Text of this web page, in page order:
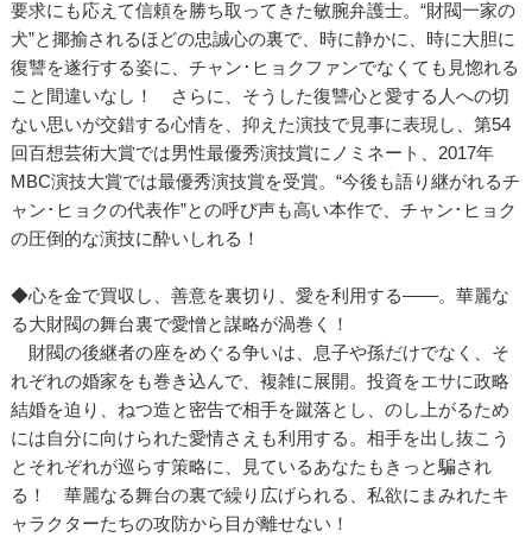
要求にも応えて信頼を勝ち取ってきた敏腕弁護士。“財閥一家の
犬”と揶揄されるほどの忠誠心の裏で、時に静かに、時に大胆に
復讐を遂行する姿に、チャン･ヒョクファンでなくても見惚れる
こと間違いなし！ さらに、そうした復讐心と愛する人への切
ない思いが交錯する心情を、抑えた演技で見事に表現し、第54
回百想芸術大賞では男性最優秀演技賞にノミネート、2017年
MBC演技大賞では最優秀演技賞を受賞。“今後も語り継がれるチ
ャン･ヒョクの代表作”との呼び声も高い本作で、チャン･ヒョク
の圧倒的な演技に酔いしれる！
◆心を金で買収し、善意を裏切り、愛を利用する――。華麗な
る大財閥の舞台裏で愛憎と謀略が渦巻く！
財閥の後継者の座をめぐる争いは、息子や孫だけでなく、そ
れぞれの婚家をも巻き込んで、複雑に展開。投資をエサに政略
結婚を迫り、ねつ造と密告で相手を蹴落とし、のし上がるため
には自分に向けられた愛情さえも利用する。相手を出し抜こう
とそれぞれが巡らす策略に、見ているあなたもきっと騙され
る！ 華麗なる舞台の裏で繰り広げられる、私欲にまみれたキ
ャラクターたちの攻防から目が離せない！